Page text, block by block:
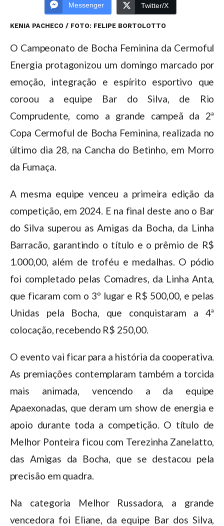
Messenger Twitter/X
KENIA PACHECO / FOTO: FELIPE BORTOLOTTO
O Campeonato de Bocha Feminina da Cermoful
Energia protagonizou um domingo marcado por
emoção, integração e espírito esportivo que
coroou a equipe Bar do Silva, de Rio
Comprudente, como a grande campeã da 2ª
Copa Cermoful de Bocha Feminina, realizada no
último dia 28, na Cancha do Betinho, em Morro
da Fumaça.
A mesma equipe venceu a primeira edição da
competição, em 2024. E na final deste ano o Bar
do Silva superou as Amigas da Bocha, da Linha
Barracão, garantindo o título e o prêmio de R$
1.000,00, além de troféu e medalhas. O pódio
foi completado pelas Comadres, da Linha Anta,
que ficaram com o 3º lugar e R$ 500,00, e pelas
Unidas pela Bocha, que conquistaram a 4ª
colocação, recebendo R$ 250,00.
O evento vai ficar para a história da cooperativa.
As premiações contemplaram também a torcida
mais animada, vencendo a da equipe
Apaexonadas, que deram um show de energia e
apoio durante toda a competição. O título de
Melhor Ponteira ficou com Terezinha Zanelatto,
das Amigas da Bocha, que se destacou pela
precisão em quadra.
Na categoria Melhor Russadora, a grande
vencedora foi Eliane, da equipe Bar dos Silva,